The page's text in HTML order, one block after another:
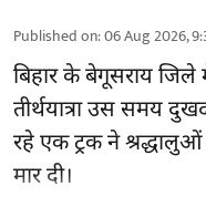
Published on:06 Aug 2026,
बिहारके बेगूसराय जिले
तीर्थयात्रा उस समय
रहे एक ट्रक ने
मार दी।